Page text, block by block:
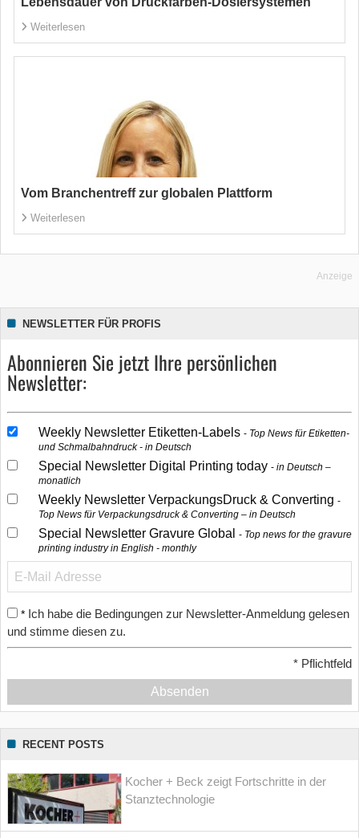
Weiterlesen
Vom Branchentreff zur globalen Plattform
Weiterlesen
Anzeige
NEWSLETTER FÜR PROFIS
Abonnieren Sie jetzt Ihre persönlichen
Newsletter:
Weekly Newsletter Etiketten-Labels
Top News für Etiketten-
und Schmalbahndruck - in Deutsch
Special Newsletter Digital Printing today
in Deutsch –
monatlich
Weekly Newsletter VerpackungsDruck & Converting
Top News für Verpackungsdruck & Converting – in Deutsch
Special Newsletter Gravure Global
Top news for the gravure
printing industry in English - monthly
* Ich habe die Bedingungen zur Newsletter-Anmeldung gelesen
und stimme diesen zu.
* Pflichtfeld
Absenden
RECENT POSTS
Kocher + Beck zeigt Fortschritte in der
Stanztechnologie